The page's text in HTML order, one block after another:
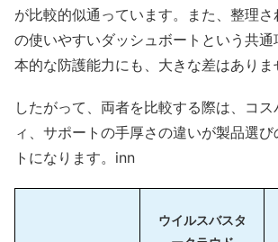
が比較的似通っています。また、整理
の使いやすいダッシュボートという共
本的な防護能力にも、大きな差はありま
したがって、両者を比較する際は、コ
ィ、サポートの手厚さの違いが製品選
トになります。inn
ウイルスバスタ